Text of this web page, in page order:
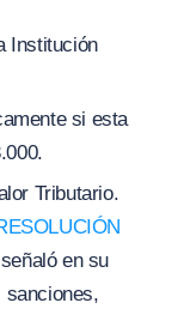
Institución
si esta
Tributario.
en su
sanciones,